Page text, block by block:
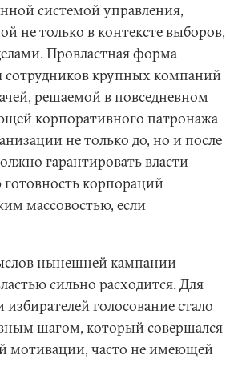
системой управления,
не только в контексте выборов,
Провластная форма
сотрудников крупных компаний
решаемой в повседневном
корпоративного патронажа
не только до, но и после
гарантировать власти
корпораций
массовостью, если
нынешней кампании
сильно расходится. Для
избирателей голосование стало
шагом, который совершался
мотивации, часто не имеющей